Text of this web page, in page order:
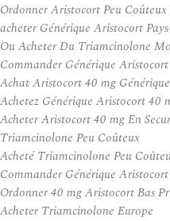
Ordonner Aristocort Peu Coûteux
acheter Générique Aristocort
Ou Acheter Du Triamcinolone
Commander Générique
Achat Aristocort 40 mg Générique
Achetez Générique Aristocort 40
Acheter Aristocort 40 mg En
Triamcinolone Peu Coûteux
Acheté Triamcinolone Peu
Commander Générique
Ordonner 40 mg Aristocort Bas
Acheter Triamcinolone Europe